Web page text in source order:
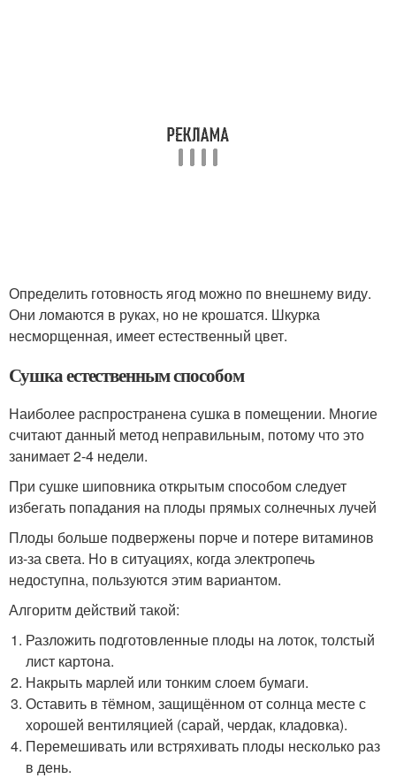
Определить готовность ягод можно по внешнему виду.
Они ломаются в руках, но не крошатся. Шкурка
несморщенная, имеет естественный цвет.
Сушка естественным способом
Наиболее распространена сушка в помещении. Многие
считают данный метод неправильным, потому что это
занимает 2-4 недели.
При сушке шиповника открытым способом следует
избегать попадания на плоды прямых солнечных лучей
Плоды больше подвержены порче и потере витаминов
из-за света. Но в ситуациях, когда электропечь
недоступна, пользуются этим вариантом.
Алгоритм действий такой:
Разложить подготовленные плоды на лоток, толстый
лист картона.
Накрыть марлей или тонким слоем бумаги.
Оставить в тёмном, защищённом от солнца месте с
хорошей вентиляцией (сарай, чердак, кладовка).
Перемешивать или встряхивать плоды несколько раз
в день.